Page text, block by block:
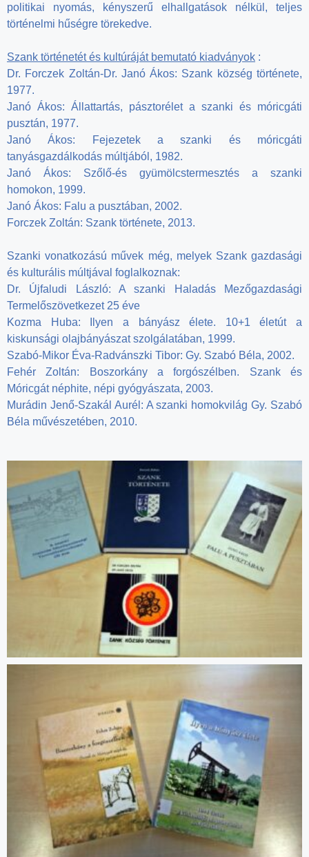
politikai nyomás, kényszerű elhallgatások nélkül, teljes
történelmi hűségre törekedve.
Szank történetét és kultúráját bemutató kiadványok :
Dr. Forczek Zoltán-Dr. Janó Ákos: Szank község története,
1977.
Janó Ákos: Állattartás, pásztorélet a szanki és móricgáti
pusztán, 1977.
Janó Ákos: Fejezetek a szanki és móricgáti
tanyásgazdálkodás múltjából, 1982.
Janó Ákos: Szőlő-és gyümölcstermesztés a szanki
homokon, 1999.
Janó Ákos: Falu a pusztában, 2002.
Forczek Zoltán: Szank története, 2013.
Szanki vonatkozású művek még, melyek Szank gazdasági
és kulturális múltjával foglalkoznak:
Dr. Újfaludi László: A szanki Haladás Mezőgazdasági
Termelőszövetkezet 25 éve
Kozma Huba: Ilyen a bányász élete. 10+1 életút a
kiskunsági olajbányászat szolgálatában, 1999.
Szabó-Mikor Éva-Radvánszki Tibor: Gy. Szabó Béla, 2002.
Fehér Zoltán: Boszorkány a forgószélben. Szank és
Móricgát néphite, népi gyógyászata, 2003.
Murádin Jenő-Szakál Aurél: A szanki homokvilág Gy. Szabó
Béla művészetében, 2010.